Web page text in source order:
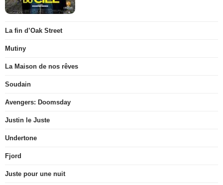
La fin d’Oak Street
Mutiny
La Maison de nos rêves
Soudain
Avengers: Doomsday
Justin le Juste
Undertone
Fjord
Juste pour une nuit